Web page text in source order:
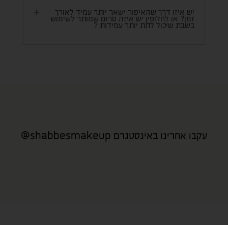
יש איזו דרך שהאיפור ישאר יותר עמיד לאורך
זמן? או לחלופין יש איזה סרום שמותר לשימוש
בשבת שיכול לתת יותר עמידות ?
עקבו אחרינו באינסטגרם shabbesmakeup@